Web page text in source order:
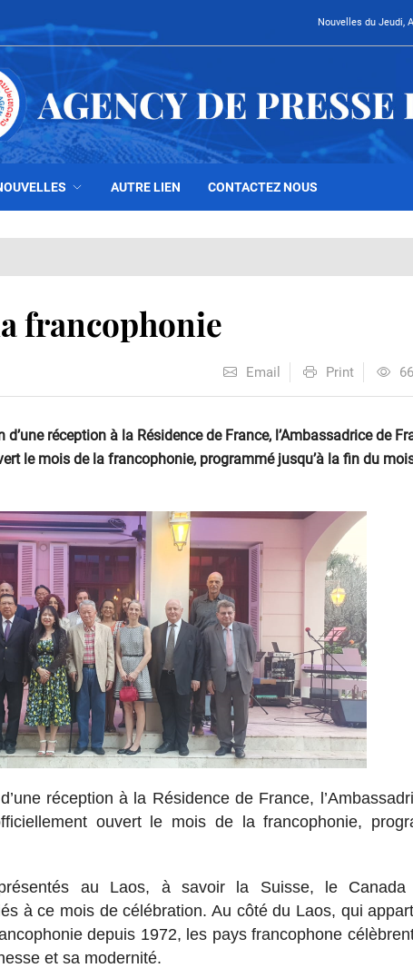
Nouvelles du Jeudi,
AUTRE LIEN CONTACTEZ NOUS
francophonie
Email Print
d’une réception à la Résidence de France, l’Ambassadrice de
le mois de la francophonie, programmé jusqu’à la fin du
réception à la Résidence de France,
ouvert le mois de la francophonie,
au Laos, à savoir la Suisse, le
à ce mois de célébration. Au côté du Laos, qui
depuis 1972, les pays francophone
et sa modernité.